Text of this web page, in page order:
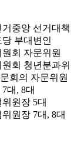
중앙 선거대
부대변인
회 자문위원
회 청년분과
회의 자문위원
대, 8대
원장 5대
원장 7대, 8대